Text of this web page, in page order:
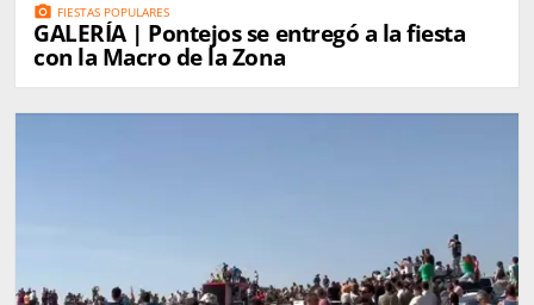
photo_camera FIESTAS POPULARES
GALERÍA | Pontejos se entregó a la fiesta
con la Macro de la Zona